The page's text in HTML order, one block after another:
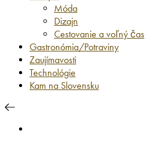
Móda
Dizajn
Cestovanie a voľný čas
Gastronómia/Potraviny
Zaujímavosti
Technológie
Kam na Slovensku